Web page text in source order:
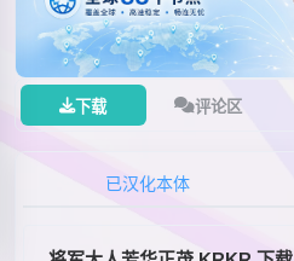
下载 评论区
已汉化本体